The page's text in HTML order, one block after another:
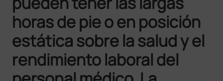
horas de pie o en posición
estática sobre la salud y el
rendimiento laboral del